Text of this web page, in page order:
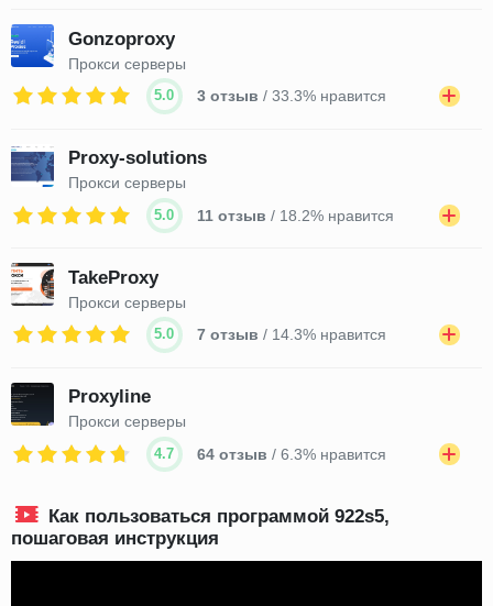
Gonzoproxy
Прокси серверы
5.0 3 отзыв / 33.3% нравится
Proxy-solutions
Прокси серверы
5.0 11 отзыв / 18.2% нравится
TakeProxy
Прокси серверы
5.0 7 отзыв / 14.3% нравится
Proxyline
Прокси серверы
4.7 64 отзыв / 6.3% нравится
Как пользоваться программой 922s5,
пошаговая инструкция